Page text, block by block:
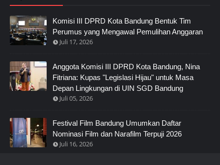
Komisi III DPRD Kota Bandung Bentuk Tim
Perumus yang Mengawal Pemulihan Anggaran
Juli 17, 2026
Anggota Komisi III DPRD Kota Bandung, Nina
Fitriana: Kupas "Legislasi Hijau" untuk Masa
Depan Lingkungan di UIN SGD Bandung
Juli 05, 2026
Festival Film Bandung Umumkan Daftar
Nominasi Film dan Narafilm Terpuji 2026
Juli 16, 2026